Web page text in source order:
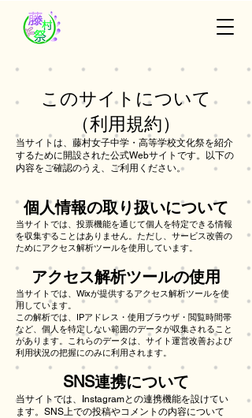
このサイトについて
（​利用規約）
​当サイトは、藤村女子中学・高等学校文化祭を紹介
するために開設された公式Webサイトです。以下の
内容をご確認のうえ、ご利用ください。
​個人情報の取り扱いについて
​当サイトでは、投票機能を通じて個人を特定できる情報
を収集することはありません。ただし、サービス改善の
ためにアクセス解析ツールを使用しています。
アクセス解析ツールの使用
当サイトでは、Wixが提供するアクセス解析ツールを使
用しています。
この解析では、IPアドレス・使用ブラウザ・閲覧時間帯
など、個人を特定しない範囲のデータが収集されること
があります。これらのデータは、サイト運営改善および
利用状況の把握にのみに利用されます。
SNS連携について
当サイトでは、Instagramとの連携機能を設けてい
ます。SNS上での投稿やコメントの内容について